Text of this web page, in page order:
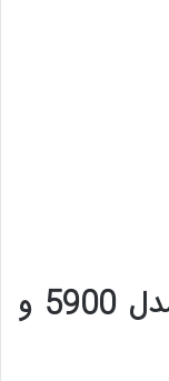
مقایسه اتو پرس جانتک مدل 5900 و